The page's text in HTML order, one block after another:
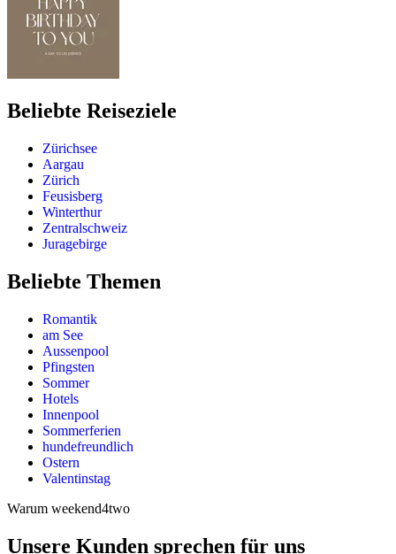
Beliebte Reiseziele
Zürichsee
Aargau
Zürich
Feusisberg
Winterthur
Zentralschweiz
Juragebirge
Beliebte Themen
Romantik
am See
Aussenpool
Pfingsten
Sommer
Hotels
Innenpool
Sommerferien
hundefreundlich
Ostern
Valentinstag
Warum weekend4two
Unsere Kunden sprechen für uns